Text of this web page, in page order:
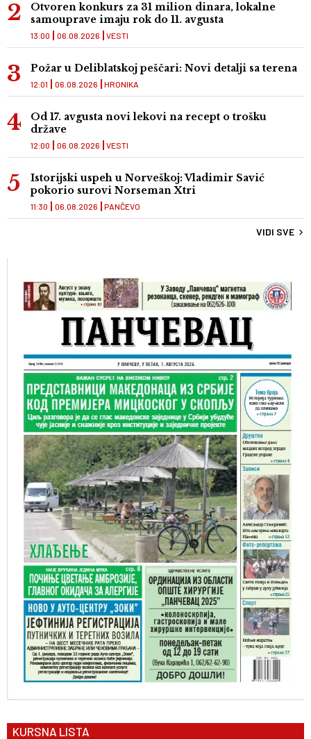
Otvoren konkurs za 31 milion dinara, lokalne
samouprave imaju rok do 11. avgusta
VESTI
13:00 06.08.2026
Požar u Deliblatskoj peščari: Novi detalji sa terena
HRONIKA
12:01 06.08.2026
Od 17. avgusta novi lekovi na recept o trošku
države
VESTI
12:00 06.08.2026
Istorijski uspeh u Norveškoj: Vladimir Savić
pokorio surovi Norseman Xtri
PANČEVO
11:30 06.08.2026
VIDI SVE
KURSNA LISTA